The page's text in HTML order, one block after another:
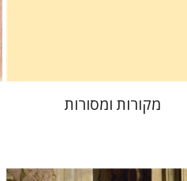
מקורות ומסורות